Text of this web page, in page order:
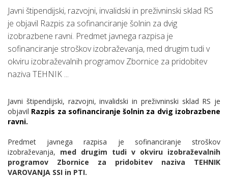
Javni štipendijski, razvojni, invalidski in preživninski sklad RS
je objavil Razpis za sofinanciranje šolnin za dvig
izobrazbene ravni. Predmet javnega razpisa je
sofinanciranje stroškov izobraževanja, med drugim tudi v
okviru izobraževalnih programov Zbornice za pridobitev
naziva TEHNIK ...
Javni štipendijski, razvojni, invalidski in preživninski sklad RS je
objavil Razpis za sofinanciranje šolnin za dvig izobrazbene
ravni.
Predmet javnega razpisa je sofinanciranje stroškov
izobraževanja, med drugim tudi v okviru izobraževalnih
programov Zbornice za pridobitev naziva TEHNIK
VAROVANJA SSI in PTI.